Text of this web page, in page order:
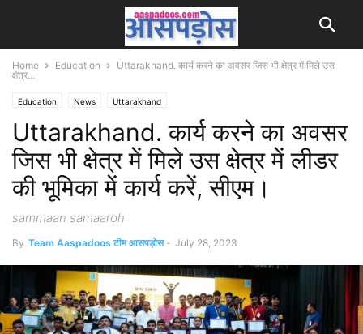
Home Education
Uttarakhand. कार्य करने का अवसर जिस भी क्षेत्र में मिले उस
क्षेत्र...
Education News Uttarakhand
Uttarakhand. कार्य करने का अवसर
जिस भी क्षेत्र में मिले उस क्षेत्र में लीडर
की भूमिका में कार्य करें, सीएम।
sammaan samaaroh
By Team Aaspadoos टीम आसपड़ोस - July 28, 2023